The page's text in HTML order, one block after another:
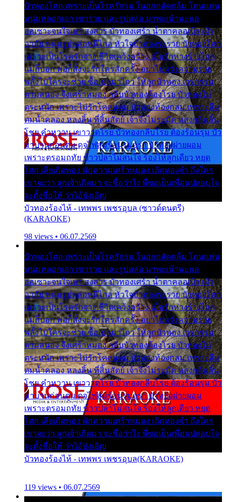
บัวทองโศก เพราะเป็นโรครักรุม ในอกกลัดกลุ้ม โดนแฟน
หนุ่มหลอกเอา เขารวย และรูปหล่อ มาพะเน้าพะนอ
ออเซาะจนใจเบา สงสาร บัวทองเศร้า น้ำตาคลอเบ้า เฝ้า
อาลัย หนุ่มรูปหล่อหนีไกล หัวใจบัวทองระรวย บัวทองโศก
เพราะเป็นโรครักจาง ชีวิตเคว้งคว้าง เมื่อรักห่างร้างไกล
แม่ก็บอก พ่อก็สั่งจะรักใครสักครั้ง อย่าไปหวังความรวย
พลั้งไปใครจะช่วย ซื้อเปลมาไกว ให้ลูกบัวทอง เวรกรรม
ตามสนอง จึงเศร้าหมอง กลีบบัวทองต้องโรย บัวทองไม่
ตระหนัก เพราะไม่รักโคลนตม บัวทองท้องกลม เพราะลืม
ตมน้ำคลอง หลงลิ้น ที่สิ้นสัตย์ เจ้าจึงไม่ระมัด หลงกลิ่นลิ้น
โชย คำหวาน เขาวาดโรย บัวทองกลีบโรย ต้องร้อนรุม บัว
มาบานก่อนตูม ดุจไฟสุมร้อนรุมอุรา บัวทองผ่ายผอม
เพราะตรอมฤทัย ข้าวปลาไม่สนใจ ร้องไห้ลูกเดียว หยุด
โศก เสียเถิดทอง พักความเศร้าหมอง เถิดทองจ๋า ถึงใคร
เขาจะว่า ลูกเจ้าเกิดมา จะชื่อว่าไง พี่ขอเป็นเพื่อนปลอบใจ
จะตั้งชื่อให้ ว่าไอ้บังเอิญ
บัวทองร้องไห้ - เทพพร เพชรอุบล (ซาวด์ดนตรี)
(KARAOKE)
98 views • 06.07.2569
บัวทองโศก เพราะเป็นโรครักรุม ในอกกลัดกลุ้ม โดนแฟน
หนุ่มหลอกเอา เขารวย และรูปหล่อ มาพะเน้าพะนอ
ออเซาะจนใจเบา สงสาร บัวทองเศร้า น้ำตาคลอเบ้า เฝ้า
อาลัย หนุ่มรูปหล่อหนีไกล หัวใจบัวทองระรวย บัวทองโศก
เพราะเป็นโรครักจาง ชีวิตเคว้งคว้าง เมื่อรักห่างร้างไกล
แม่ก็บอก พ่อก็สั่งจะรักใครสักครั้ง อย่าไปหวังความรวย
พลั้งไปใครจะช่วย ซื้อเปลมาไกว ให้ลูกบัวทอง เวรกรรม
ตามสนอง จึงเศร้าหมอง กลีบบัวทองต้องโรย บัวทองไม่
ตระหนัก เพราะไม่รักโคลนตม บัวทองท้องกลม เพราะลืม
ตมน้ำคลอง หลงลิ้น ที่สิ้นสัตย์ เจ้าจึงไม่ระมัด หลงกลิ่นลิ้น
โชย คำหวาน เขาวาดโรย บัวทองกลีบโรย ต้องร้อนรุม บัว
มาบานก่อนตูม ดุจไฟสุมร้อนรุมอุรา บัวทองผ่ายผอม
เพราะตรอมฤทัย ข้าวปลาไม่สนใจ ร้องไห้ลูกเดียว หยุด
โศก เสียเถิดทอง พักความเศร้าหมอง เถิดทองจ๋า ถึงใคร
เขาจะว่า ลูกเจ้าเกิดมา จะชื่อว่าไง พี่ขอเป็นเพื่อนปลอบใจ
จะตั้งชื่อให้ ว่าไอ้บังเอิญ
บัวทองร้องไห้ - เทพพร เพชรอุบล(KARAOKE)
119 views • 06.07.2569